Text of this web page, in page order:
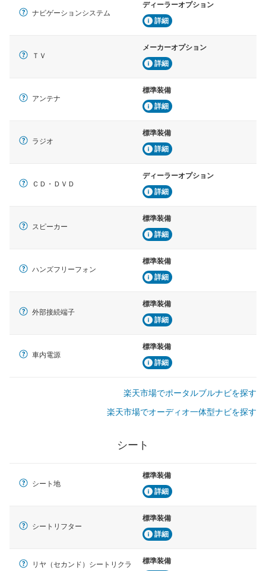
ナビゲーションシステム
ディーラーオプション
詳細
ＴＶ
メーカーオプション
詳細
アンテナ
標準装備
詳細
ラジオ
標準装備
詳細
ＣＤ・ＤＶＤ
ディーラーオプション
詳細
スピーカー
標準装備
詳細
ハンズフリーフォン
標準装備
詳細
外部接続端子
標準装備
詳細
車内電源
標準装備
詳細
楽天市場でポータルブルナビを探す
楽天市場でオーディオ一体型ナビを探す
シート
シート地
標準装備
詳細
シートリフター
標準装備
詳細
リヤ（セカンド）シートリクラ 標準装備